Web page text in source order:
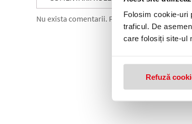
Folosim cookie-uri
traficul. De
care folosiți site-ul
Refuză
Nu exista comentarii. Fii primul care